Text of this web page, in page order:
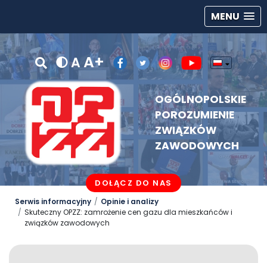
MENU
A A+
OGÓLNOPOLSKIE
POROZUMIENIE
ZWIĄZKÓW
ZAWODOWYCH
DOŁĄCZ DO NAS
Serwis informacyjny
Opinie i analizy
Skuteczny OPZZ: zamrożenie cen gazu dla mieszkańców i
związków zawodowych